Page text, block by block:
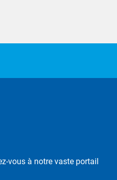
vous à notre vaste portail